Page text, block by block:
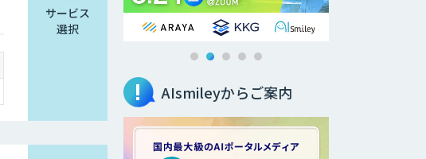
サービス
選択
AIsmileyからご案内